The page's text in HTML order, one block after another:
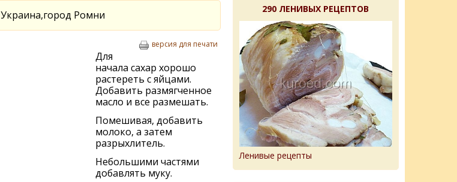
Украина,город Ромни
версия для печати
Для
начала сахар хорошо
растереть с яйцами.
Добавить размягченное
масло и все размешать.
Помешивая, добавить
молоко, а затем
разрыхлитель.
Небольшими частями
добавлять муку.
290 ЛЕНИВЫХ РЕЦЕПТОВ
Ленивые рецепты